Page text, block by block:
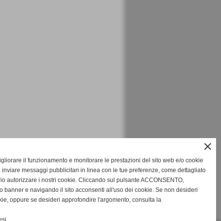
SUCCESSIVO >>
close
il funzionamento e monitorare le prestazioni del sito web e/o cookie
messaggi pubblicitari in linea con le tue preferenze, come dettagliato
autorizzare i nostri cookie. Cliccando sul pulsante ACCONSENTO,
banner e navigando il sito acconsenti all'uso dei cookie. Se non desideri
oppure se desideri approfondire l'argomento, consulta la